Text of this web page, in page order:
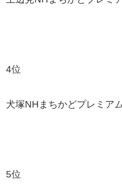
4位
犬塚NHまちかどプレミア
5位